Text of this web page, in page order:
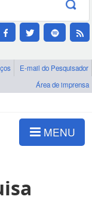
E-mail do Pesquisador
Área de imprensa
MENU